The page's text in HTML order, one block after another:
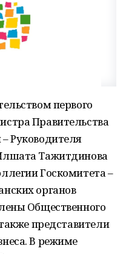
первого
Правительства
Руководителя
Тажитдинова
Госкомитета –
органов
Общественного
представители
В режиме